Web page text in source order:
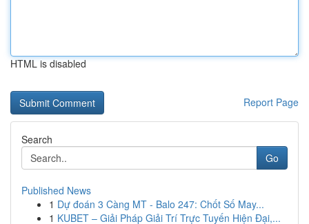
HTML is disabled
Report Page
Search
Go
Published News
1 Dự đoán 3 Càng MT - Balo 247: Chốt Số May...
1 KUBET – Giải Pháp Giải Trí Trực Tuyến Hiện Đại,...